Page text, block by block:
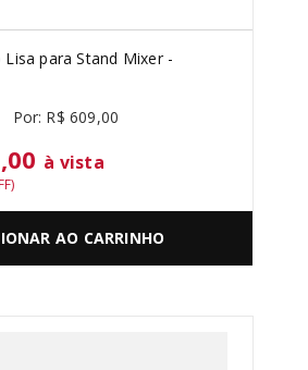
Lisa para Stand Mixer -
R$ 609,00
à vista
AO CARRINHO